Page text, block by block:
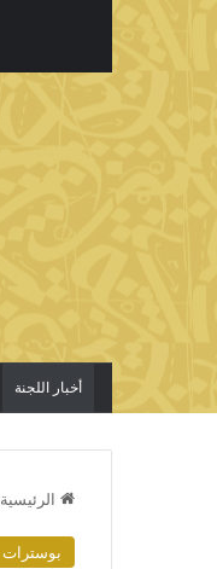
أخبار اللجنة
الرئيسية
بوسترات